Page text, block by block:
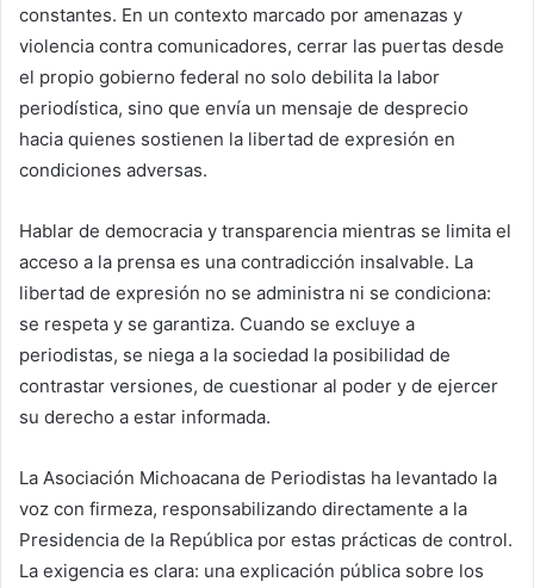
constantes. En un contexto marcado por amenazas y
violencia contra comunicadores, cerrar las puertas desde
el propio gobierno federal no solo debilita la labor
periodística, sino que envía un mensaje de desprecio
hacia quienes sostienen la libertad de expresión en
condiciones adversas.
Hablar de democracia y transparencia mientras se limita el
acceso a la prensa es una contradicción insalvable. La
libertad de expresión no se administra ni se condiciona:
se respeta y se garantiza. Cuando se excluye a
periodistas, se niega a la sociedad la posibilidad de
contrastar versiones, de cuestionar al poder y de ejercer
su derecho a estar informada.
La Asociación Michoacana de Periodistas ha levantado la
voz con firmeza, responsabilizando directamente a la
Presidencia de la República por estas prácticas de control.
La exigencia es clara: una explicación pública sobre los